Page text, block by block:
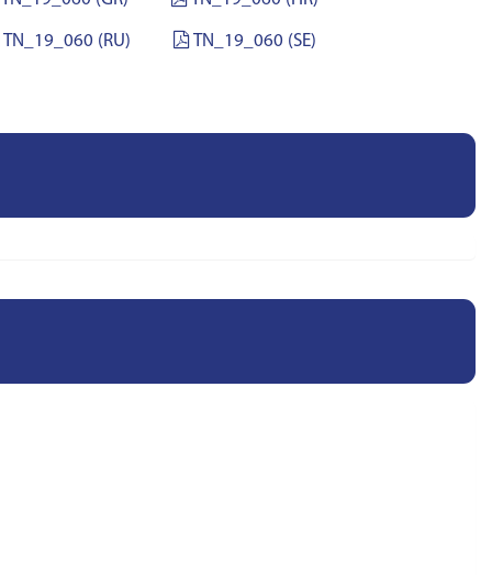
TN_19_060 (RU) TN_19_060 (SE)